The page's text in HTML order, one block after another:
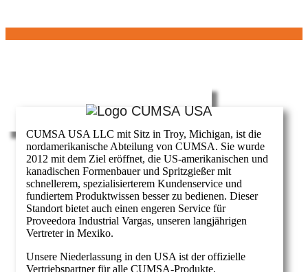
CUMSA USA LLC mit Sitz in Troy, Michigan, ist die
nordamerikanische Abteilung von CUMSA. Sie wurde
2012 mit dem Ziel eröffnet, die US-amerikanischen und
kanadischen Formenbauer und Spritzgießer mit
schnellerem, spezialisierterem Kundenservice und
fundiertem Produktwissen besser zu bedienen. Dieser
Standort bietet auch einen engeren Service für
Proveedora Industrial Vargas, unseren langjährigen
Vertreter in Mexiko.
Unsere Niederlassung in den USA ist der offizielle
Vertriebspartner für alle CUMSA-Produkte,